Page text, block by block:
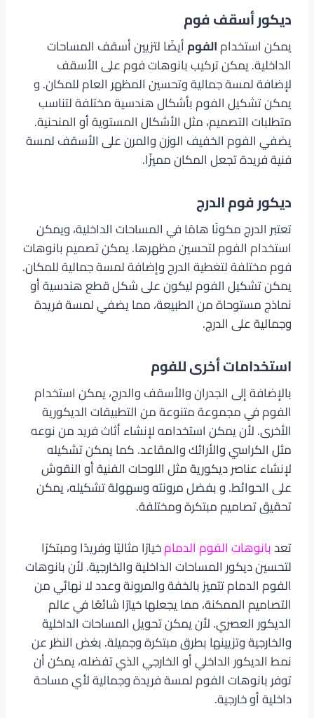
ديكور أسقف فوم
يمكن استخدامالفومأيضًا لتزيين أسقف المساحات
الداخلية. يمكن تركيب بانوهات فوم على الأسقف
لإضافة لمسة جمالية وتحسين المظهر العام للمكان. و
يمكن تشكيل الفوم بأشكال هندسية مختلفة لتناسب
متطلبات التصميم، مثل الأشكال المستوية أو المنحنية.
يضفي الفوم الخفيف الوزن والمرن على الأسقف لمسة
فنية فريدة تجعل المكان مميزًا.
ديكور فوم الدرج
تعتبر الدرج مكونًا هامًا في المساحات الداخلية، ويمكن
استخدام الفوم لتحسين مظهرها. يمكن تصميم بانوهات
فوم مختلفة لتغطية الدرج وإضافة لمسة جمالية للمكان.
يمكن تشكيل الفوم ليكون على شكل قطع هندسية أو
نماذج مستوحاة من الطبيعة، مما يضفي لمسة فريدة
وجمالية على الدرج.
استخدامات أخرى للفوم
بالإضافة إلى الجدران والأسقف والدرج، يمكن استخدام
الفوم في مجموعة متنوعة من التطبيقات الديكورية
الأخرى. لأن يمكن استخدامه لإنشاء أثاث فريد من نوعه
مثل الكراسي والأرائك والمقاعد. كما يمكن تشكيله
لإنشاء عناصر ديكورية مثل اللوحات الفنية أو النقوش
على الحوائط. و بفضل مرونته وسهولة تشكيله، يمكن
تحقيق تصاميم مبتكرة ومختلفة.
تعدبانوهات الفوم الدمامخيارًا مثاليًا وفريدًا ومبتكرًا
لتحسين ديكور المساحات الداخلية والخارجية. لأن بانوهات
الفوم الدمام تتميز بالخفة والمرونة وعدد لا نهائي من
التصاميم الممكنة، مما يجعلها خيارًا شائعًا في عالم
الديكور العصري. لأن يمكن تحويل المساحات الداخلية
والخارجية وتزيينها بطرق مبتكرة وجميلة. بغض النظر عن
نمط الديكور الداخلي أو الخارجي الذي تفضله، يمكن أن
توفر بانوهات الفوم لمسة فريدة وجمالية لأي مساحة
داخلية أو خارجية.